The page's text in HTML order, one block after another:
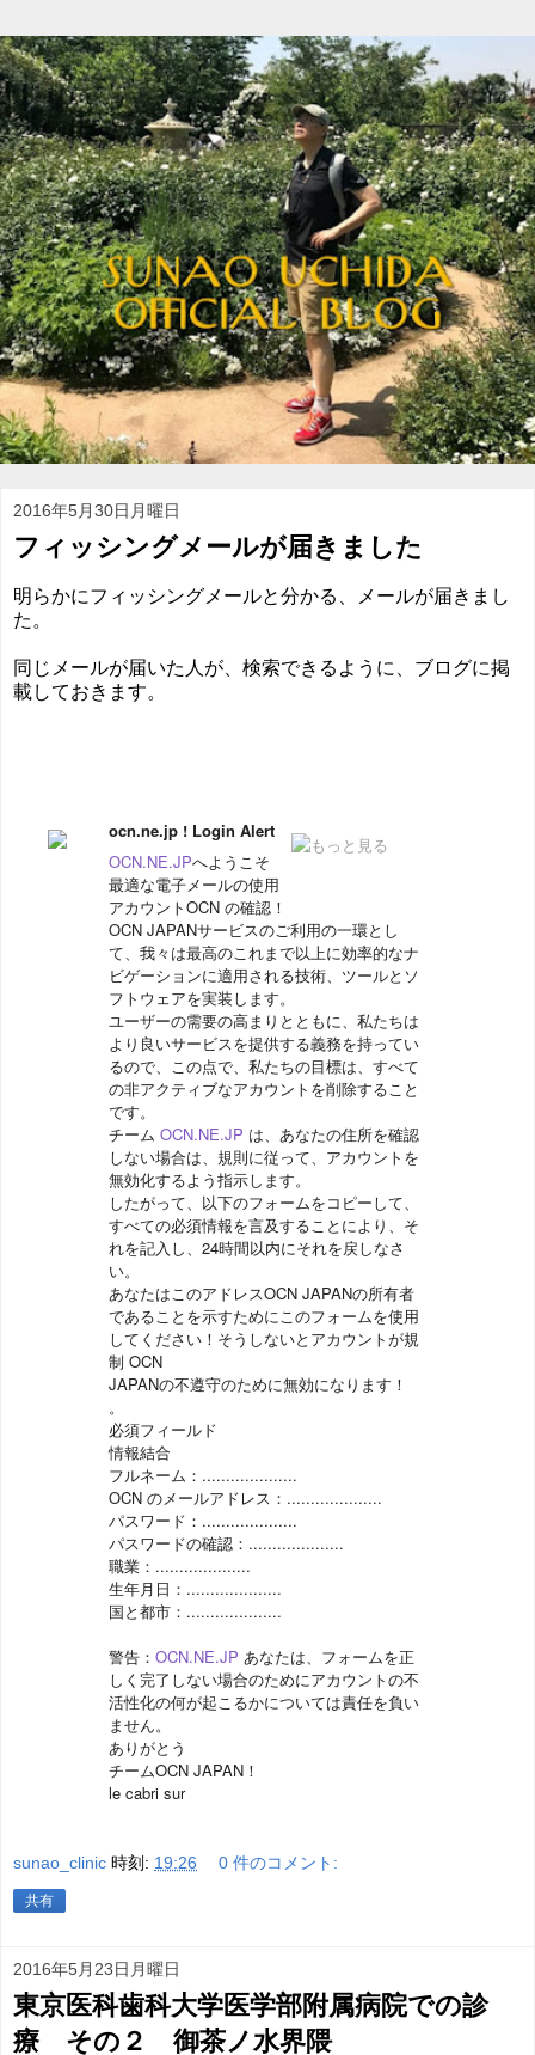
2016年5月30日月曜日
フィッシングメールが届きました
明らかにフィッシングメールと分かる、メールが届きまし
た。
同じメールが届いた人が、検索できるように、ブログに掲
載しておきます。
ocn.ne.jp ! Login Alert
OCN.NE.JPへようこそ
最適な電子メールの使用
アカウントOCN の確認！
OCN JAPANサービスのご利用の一環とし
て、我々は最高のこれまで以上に効率的なナ
ビゲーションに適用される技術、 ツールとソ
フトウェアを実装します。
ユーザーの需要の高まりとともに、私たちは
より良いサービスを提供する義務を持ってい
るので、この点で、私たちの目標は、すべて
の非アクティブなアカウントを削除すること
です。
チーム OCN.NE.JP は、あなたの住所を確認
しない場合は、規則に従って、アカウント を
無効化するよう指示します。
したがって、以下のフォームをコピーして、
すべての必須情報を言及することにより、そ
れを記入し、24時間以内にそれを戻しなさ
い。
あなたはこのアドレスOCN JAPANの所有者
であることを示すためにこのフォームを使用
してください！そうしないとアカウントが規
制 OCN
JAPANの不遵守のために無効になります！
。
必須フィールド
情報結合
フルネーム：....................
OCN のメールアドレス：....................
パスワード：....................
パスワードの確認：....................
職業：....................
生年月日：....................
国と都市：....................
警告： OCN.NE.JP あなたは、フォームを正
しく完了しない場合のためにアカウントの不
活性化の何が起こるかについては責任を負い
ません。
ありがとう
チームOCN JAPAN！
le cabri sur
sunao_clinic 時刻: 19:26 0 件のコメント:
共有
2016年5月23日月曜日
東京医科歯科大学医学部附属病院での診
療 その２ 御茶ノ水界隈